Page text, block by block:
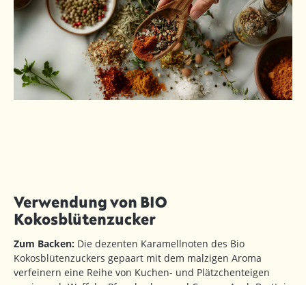
Verwendung von BIO
Kokosblütenzucker
Zum Backen: Die dezenten Karamellnoten des Bio
Kokosblütenzuckers gepaart mit dem malzigen Aroma
verfeinern eine Reihe von Kuchen- und Plätzchenteigen